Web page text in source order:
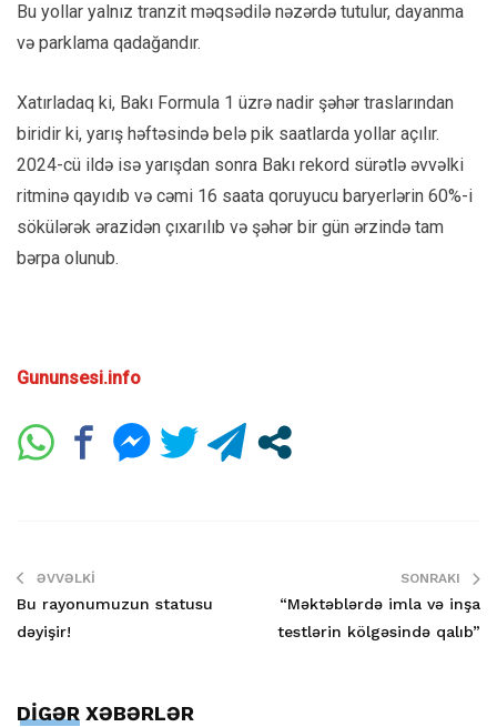
Bu yollar yalnız tranzit məqsədilə nəzərdə tutulur, dayanma
və parklama qadağandır.
Xatırladaq ki, Bakı Formula 1 üzrə nadir şəhər traslarından
biridir ki, yarış həftəsində belə pik saatlarda yollar açılır.
2024-cü ildə isə yarışdan sonra Bakı rekord sürətlə əvvəlki
ritminə qayıdıb və cəmi 16 saata qoruyucu baryerlərin 60%-i
sökülərək ərazidən çıxarılıb və şəhər bir gün ərzində tam
bərpa olunub.
Gununsesi.info
ƏVVƏLKI
Bu rayonumuzun statusu
dəyişir!
SONRAKI
“Məktəblərdə imla və inşa
testlərin kölgəsində qalıb”
DİGƏR XƏBƏRLƏR